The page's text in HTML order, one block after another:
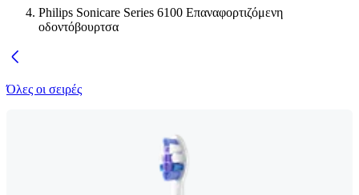
Philips Sonicare Series 6100 Επαναφορτιζόμενη
οδοντόβουρτσα
Όλες οι σειρές